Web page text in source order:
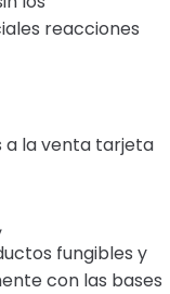
reacciones
a la venta tarjeta
fungibles y
con las bases